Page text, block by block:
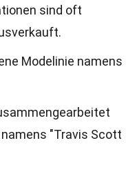
sind oft
Modelinie namens
"Travis Scott